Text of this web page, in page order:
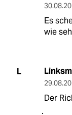
Es
wie
L
Der